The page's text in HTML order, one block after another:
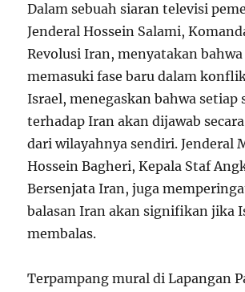
Dalam sebuah siaran televisi
Jenderal Hossein Salami,
Revolusi Iran, menyatakan
memasuki fase baru dalam
Israel, menegaskan bahwa setiap
terhadap Iran akan dijawab
dari wilayahnya sendiri. Jenderal
Hossein Bagheri, Kepala Staf
Bersenjata Iran, juga
balasan Iran akan signifikan jika
membalas.
Terpampang mural di Lapangan